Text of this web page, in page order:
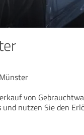
von
nutzen Sie den